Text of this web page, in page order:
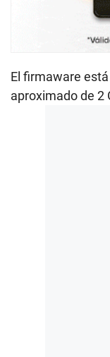
El firmaware
aproximado de 2